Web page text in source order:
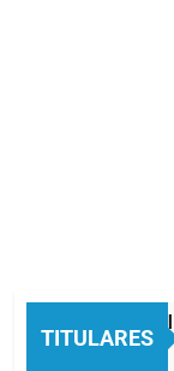
TITULARES
La noche
3 Horas Atrás